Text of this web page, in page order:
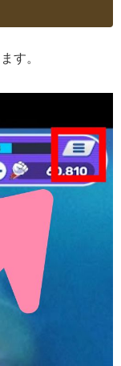
す。